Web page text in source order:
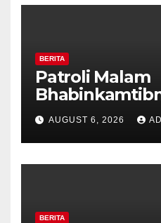
BERITA
Patroli Malam
Pilar Kelurahan
Perkuat
Diajak
AUGUST 6, 2026
BERITA